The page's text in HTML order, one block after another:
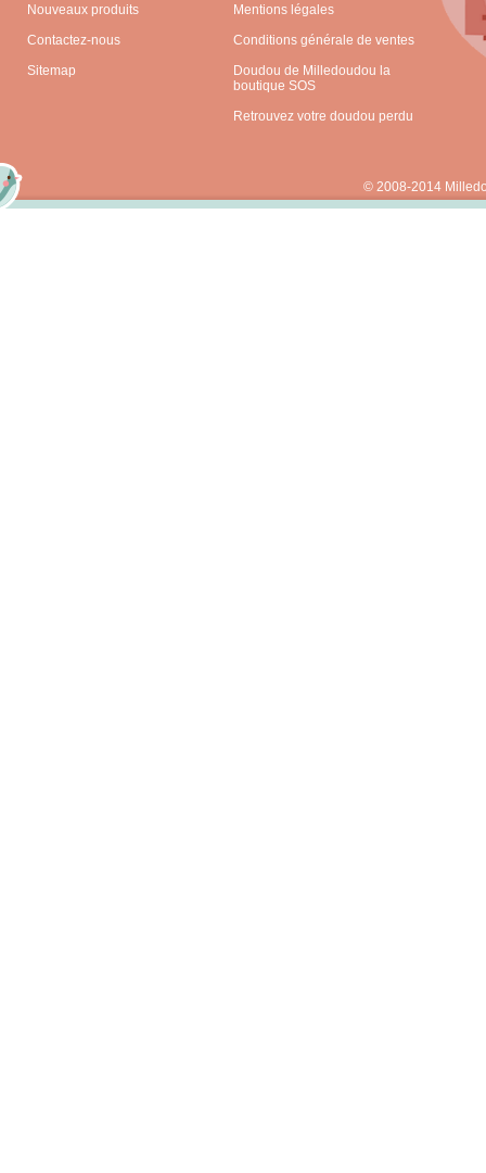
Nouveaux produits
Contactez-nous
Sitemap
Mentions légales
Conditions générale de ventes
Doudou de Milledoudou la
boutique SOS
Retrouvez votre doudou perdu
© 2008-2014